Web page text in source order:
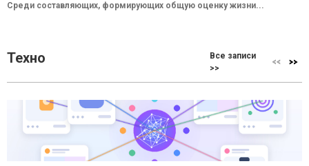
Среди составляющих, формирующих общую оценку жизни...
Техно
Все записи
>>